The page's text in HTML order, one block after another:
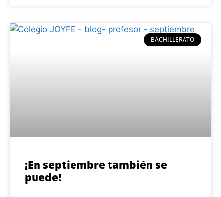
BACHILLERATO
¡En septiembre también se
puede!